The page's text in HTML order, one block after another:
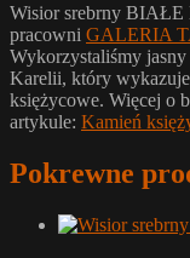
Wisior srebrny BIAŁE
pracowni GALERIA
Wykorzystaliśmy
Karelii, który
księżycowe. Więcej o
artykule: Kamień
Pokrewne